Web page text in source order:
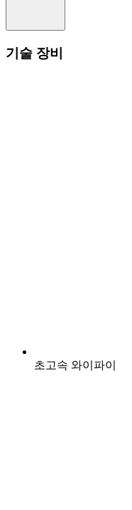
기술 장비
초고속 와이파이